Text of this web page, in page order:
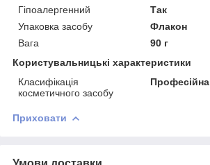
Гіпоалергенний
Так
Упаковка засобу
Флакон
Вага
90 г
Користувальницькі характеристики
Класифікація
косметичного засобу
Професійна
Приховати